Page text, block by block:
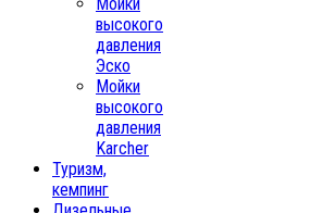
высокого
давления
Эско
Мойки
высокого
давления
Karcher
Туризм,
кемпинг